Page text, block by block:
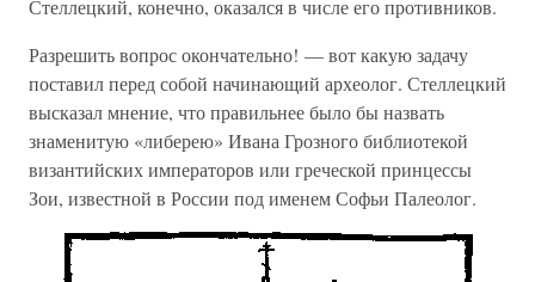
Стеллецкий, конечно, оказался в числе его противников.
Разрешить вопрос окончательно! — вот какую задачу
поставил перед собой начинающий археолог. Стеллецкий
высказал мнение, что правильнее было бы назвать
знаменитую «либерею» Ивана Грозного библиотекой
византийских императоров или греческой принцессы
Зои, известной в России под именем Софьи Палеолог.